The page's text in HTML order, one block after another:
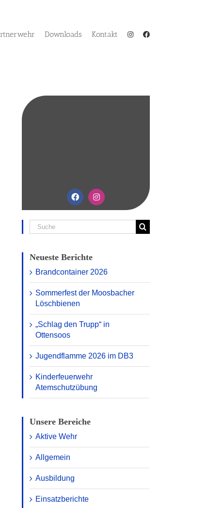
Downloads Kontakt
Suche
nach:
Neueste Berichte
Brandcontainer 2026
Sommerfest der Moosbacher
Löschbienen
„Schlag den Trupp“ in
Ottensoos
Jugendflamme 2026 im DB3
Kinderfeuerwehr
Atemschutzübung
Unsere Bereiche
Aktive Wehr
Allgemein
Ausbildung
Einsatzberichte